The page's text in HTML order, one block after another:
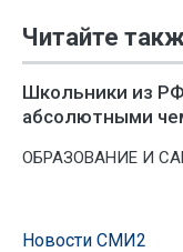
Читайте
Школьники из
абсолютными
ОБРАЗОВАНИЕ И
Новости СМИ2